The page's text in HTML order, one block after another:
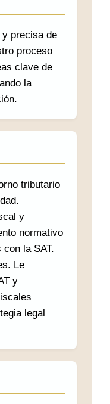
precisa de
proceso
clave de
la
tributario
y
normativo
la SAT.
Le
y
legal